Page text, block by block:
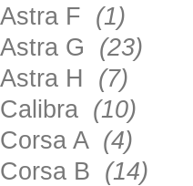
Astra F (1)
Astra G (23)
Astra H (7)
Calibra (10)
Corsa A (4)
Corsa B (14)